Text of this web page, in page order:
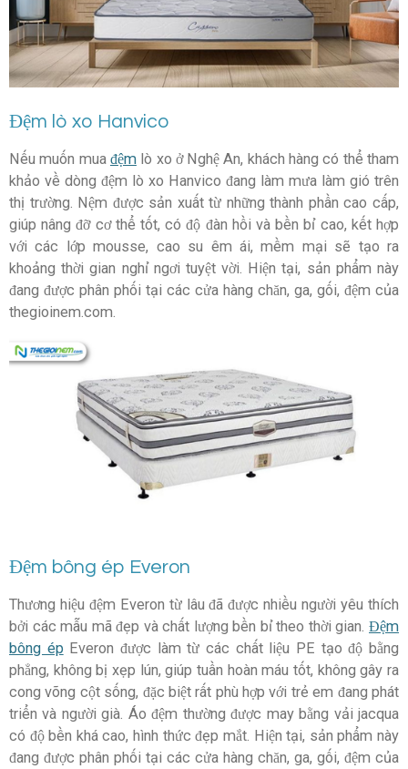
Đệm lò xo Hanvico
Nếu muốn mua đệmlò xo ở Nghệ An, khách hàng có thể tham
khảo về dòng đệm lò xo Hanvico đang làm mưa làm gió trên
thị trường. Nệm được sản xuất từ những thành phần cao cấp,
giúp nâng đỡ cơ thể tốt, có độ đàn hồi và bền bỉ cao, kết hợp
với các lớp mousse, cao su êm ái, mềm mại sẽ tạo ra
khoảng thời gian nghỉ ngơi tuyệt vời. Hiện tại, sản phẩm này
đang được phân phối tại các cửa hàng chăn, ga, gối, đệm của
thegioinem.com.
Đệm bông ép Everon
Thương hiệu đệm Everon từ lâu đã được nhiều người yêu thích
bởi các mẫu mã đẹp và chất lượng bền bỉ theo thời gian. Đệm
bông épEveron được làm từ các chất liệu PE tạo độ bằng
phẳng, không bị xẹp lún, giúp tuần hoàn máu tốt, không gây ra
cong võng cột sống, đặc biệt rất phù hợp với trẻ em đang phát
triển và người già. Áo đệm thường được may bằng vải jacqua
có độ bền khá cao, hình thức đẹp mắt. Hiện tại, sản phẩm này
đang được phân phối tại các cửa hàng chăn, ga, gối, đệm của